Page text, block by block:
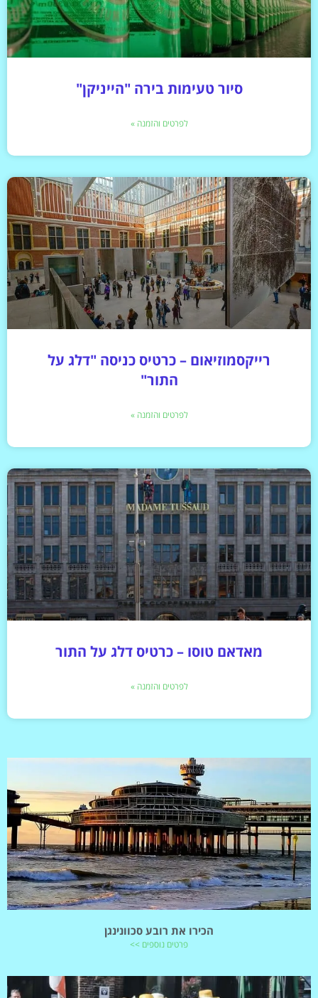
סיור טעימות בירה "הייניקן"
לפרטים והזמנה »
רייקסמוזיאום – כרטיס כניסה "דלג על
התור"
לפרטים והזמנה »
מאדאם טוסו – כרטיס דלג על התור
לפרטים והזמנה »
הכירו את רובע סכוונינגן
פרטים נוספים >>